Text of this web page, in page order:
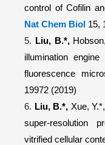
control of Cofilin
Nat Chem Biol 15,
5. Liu, B.*,
illumination
fluorescence
19972 (2019)
6. Liu, B.*, Xue,
super-resolution
vitrified cellular